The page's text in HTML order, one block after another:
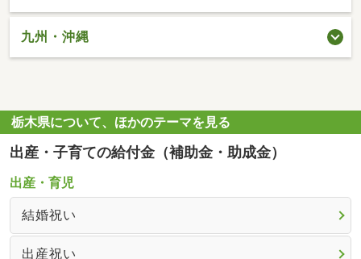
九州・沖縄
栃木県について、ほかのテーマを見る
出産・子育ての給付金（補助金・助成金）
出産・育児
結婚祝い
出産祝い